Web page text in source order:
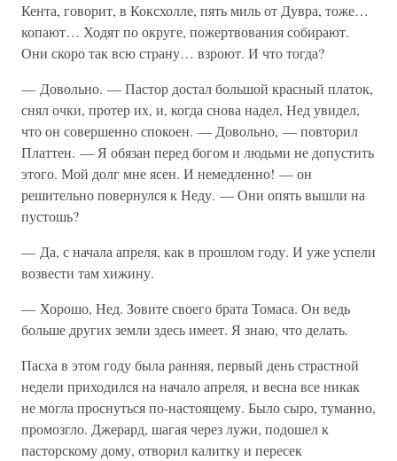
Кента, говорит, в Коксхолле, пять миль от Дувра, тоже…
копают… Ходят по округе, пожертвования собирают.
Они скоро так всю страну… взроют. И что тогда?
— Довольно. — Пастор достал большой красный платок,
снял очки, протер их, и, когда снова надел, Нед увидел,
что он совершенно спокоен. — Довольно, — повторил
Платтен. — Я обязан перед богом и людьми не допустить
этого. Мой долг мне ясен. И немедленно! — он
решительно повернулся к Неду. — Они опять вышли на
пустошь?
— Да, с начала апреля, как в прошлом году. И уже успели
возвести там хижину.
— Хорошо, Нед. Зовите своего брата Томаса. Он ведь
больше других земли здесь имеет. Я знаю, что делать.
Пасха в этом году была ранняя, первый день страстной
недели приходился на начало апреля, и весна все никак
не могла проснуться по-настоящему. Было сыро, туманно,
промозгло. Джерард, шагая через лужи, подошел к
пасторскому дому, отворил калитку и пересек